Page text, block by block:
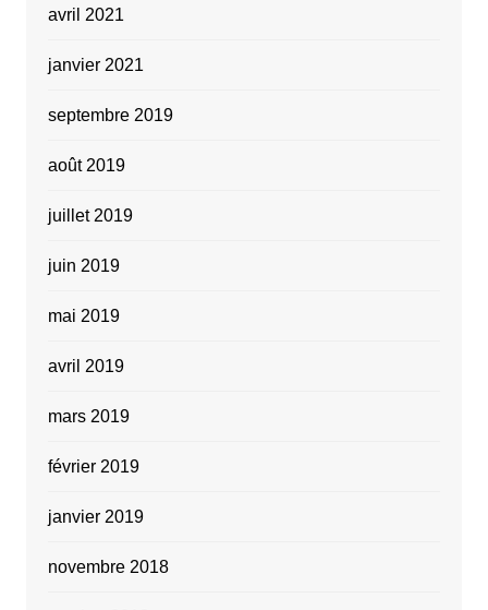
avril 2021
janvier 2021
septembre 2019
août 2019
juillet 2019
juin 2019
mai 2019
avril 2019
mars 2019
février 2019
janvier 2019
novembre 2018